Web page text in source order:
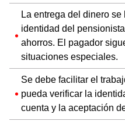
La entrega del dinero
identidad del
ahorros. El pagador
situaciones especiales.
Se debe facilitar el
pueda verificar la
cuenta y la aceptación